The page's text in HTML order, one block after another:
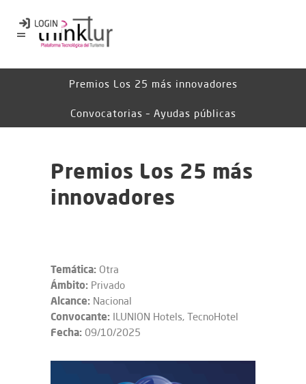
Premios Los 25 más innovadores
Convocatorias – Ayudas públicas
Premios Los 25 más
innovadores
Temática: Otra
Ámbito: Privado
Alcance: Nacional
Convocante: ILUNION Hotels, TecnoHotel
Fecha: 09/10/2025